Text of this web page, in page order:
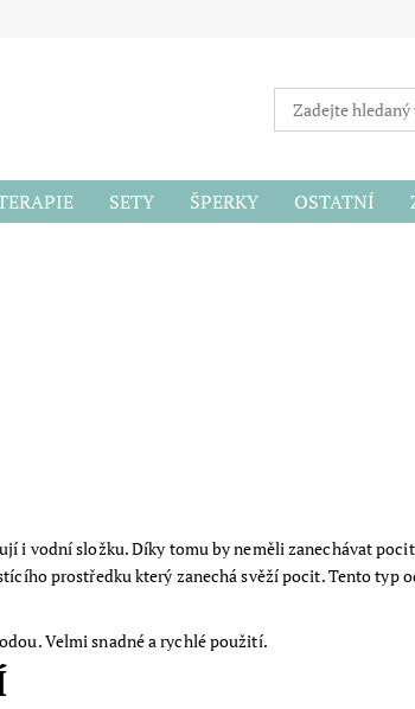
SETY ŠPERKY OSTATNÍ
i vodní složku. Díky tomu by neměli zanechávat
prostředku který zanechá svěží pocit. Tento typ
Velmi snadné a rychlé použití.